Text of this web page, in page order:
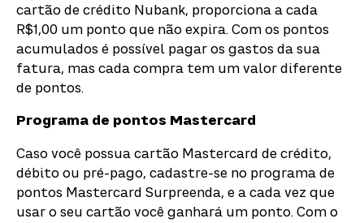
cartão de crédito Nubank, proporciona a cada
R$1,00 um ponto que não expira. Com os pontos
acumulados é possível pagar os gastos da sua
fatura, mas cada compra tem um valor diferente
de pontos.
Programa de pontos Mastercard
Caso você possua cartão Mastercard de crédito,
débito ou pré-pago, cadastre-se no programa de
pontos Mastercard Surpreenda, e a cada vez que
usar o seu cartão você ganhará um ponto.Com o